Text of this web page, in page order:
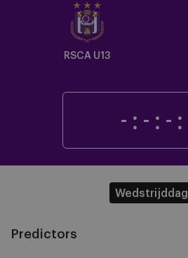
Crest
Dark
RSCA U13
- : - : - :
Wedstrijddag
Predictors